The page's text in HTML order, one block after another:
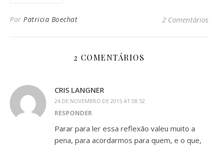
Por Patricia Boechat 2 Comentários
2 COMENTÁRIOS
CRIS LANGNER
24 DE NOVEMBRO DE 2015 AT 08:52
RESPONDER
Parar para ler essa reflexão valeu muito a
pena, para acordarmos para quem, e o que,